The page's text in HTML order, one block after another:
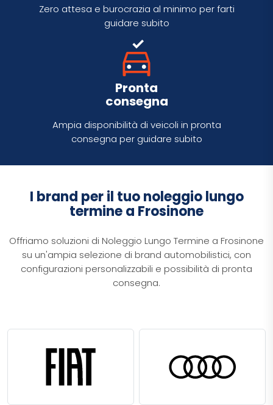
Zero attesa e burocrazia al minimo per farti
guidare subito
Pronta
consegna
Ampia disponibilità di veicoli in pronta
consegna per guidare subito
I brand per il tuo noleggio lungo
termine a Frosinone
​Offriamo soluzioni di Noleggio Lungo Termine a Frosinone
su un'ampia selezione di brand automobilistici, con
configurazioni personalizzabili e possibilità di pronta
consegna.​